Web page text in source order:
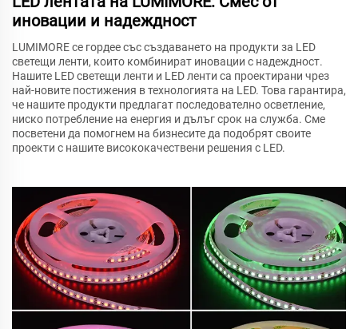
иновации и надеждност
LUMIMORE се гордее със създаването на продукти за LED
светещи ленти, които комбинират иновации с надеждност.
Нашите LED светещи ленти и LED ленти са проектирани чрез
най-новите постижения в технологията на LED. Това гарантира,
че нашите продукти предлагат последователно осветление,
ниско потребление на енергия и дълъг срок на служба. Сме
посветени да помогнем на бизнесите да подобрят своите
проекти с нашите висококачествени решения с LED.